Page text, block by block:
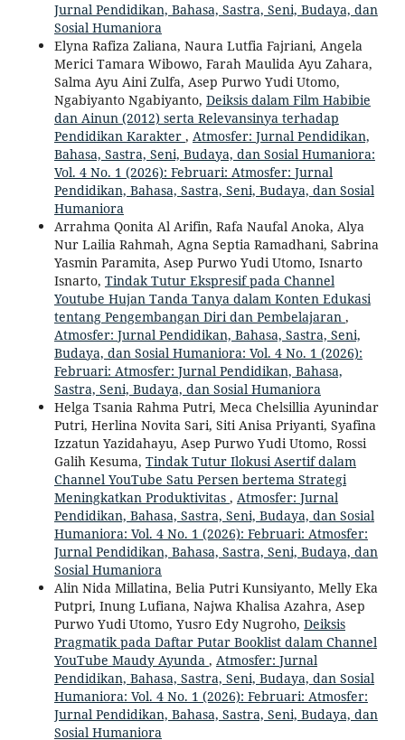
Jurnal Pendidikan, Bahasa, Sastra, Seni, Budaya, dan
Sosial Humaniora
Elyna Rafiza Zaliana, Naura Lutfia Fajriani, Angela
Merici Tamara Wibowo, Farah Maulida Ayu Zahara,
Salma Ayu Aini Zulfa, Asep Purwo Yudi Utomo,
Ngabiyanto Ngabiyanto, Deiksis dalam Film Habibie
dan Ainun (2012) serta Relevansinya terhadap
Pendidikan Karakter , Atmosfer: Jurnal Pendidikan,
Bahasa, Sastra, Seni, Budaya, dan Sosial Humaniora:
Vol. 4 No. 1 (2026): Februari: Atmosfer: Jurnal
Pendidikan, Bahasa, Sastra, Seni, Budaya, dan Sosial
Humaniora
Arrahma Qonita Al Arifin, Rafa Naufal Anoka, Alya
Nur Lailia Rahmah, Agna Septia Ramadhani, Sabrina
Yasmin Paramita, Asep Purwo Yudi Utomo, Isnarto
Isnarto, Tindak Tutur Ekspresif pada Channel
Youtube Hujan Tanda Tanya dalam Konten Edukasi
tentang Pengembangan Diri dan Pembelajaran ,
Atmosfer: Jurnal Pendidikan, Bahasa, Sastra, Seni,
Budaya, dan Sosial Humaniora: Vol. 4 No. 1 (2026):
Februari: Atmosfer: Jurnal Pendidikan, Bahasa,
Sastra, Seni, Budaya, dan Sosial Humaniora
Helga Tsania Rahma Putri, Meca Chelsillia Ayunindar
Putri, Herlina Novita Sari, Siti Anisa Priyanti, Syafina
Izzatun Yazidahayu, Asep Purwo Yudi Utomo, Rossi
Galih Kesuma, Tindak Tutur Ilokusi Asertif dalam
Channel YouTube Satu Persen bertema Strategi
Meningkatkan Produktivitas , Atmosfer: Jurnal
Pendidikan, Bahasa, Sastra, Seni, Budaya, dan Sosial
Humaniora: Vol. 4 No. 1 (2026): Februari: Atmosfer:
Jurnal Pendidikan, Bahasa, Sastra, Seni, Budaya, dan
Sosial Humaniora
Alin Nida Millatina, Belia Putri Kunsiyanto, Melly Eka
Putpri, Inung Lufiana, Najwa Khalisa Azahra, Asep
Purwo Yudi Utomo, Yusro Edy Nugroho, Deiksis
Pragmatik pada Daftar Putar Booklist dalam Channel
YouTube Maudy Ayunda , Atmosfer: Jurnal
Pendidikan, Bahasa, Sastra, Seni, Budaya, dan Sosial
Humaniora: Vol. 4 No. 1 (2026): Februari: Atmosfer:
Jurnal Pendidikan, Bahasa, Sastra, Seni, Budaya, dan
Sosial Humaniora